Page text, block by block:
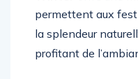
permettent aux
la splendeur
profitant de